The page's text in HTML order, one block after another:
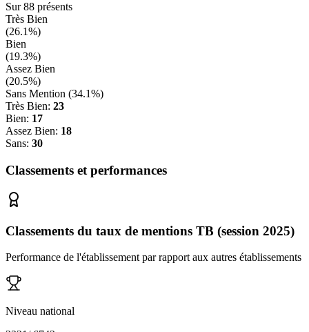
Sur88 présents
Très Bien
(26.1%)
Bien
(19.3%)
Assez Bien
(20.5%)
Sans Mention (34.1%)
Très Bien: 23
Bien: 17
Assez Bien: 18
Sans: 30
Classements et performances
Classements du taux de mentions TB (session 2025)
Performance de l'établissement par rapport aux autres établissements
Niveau national